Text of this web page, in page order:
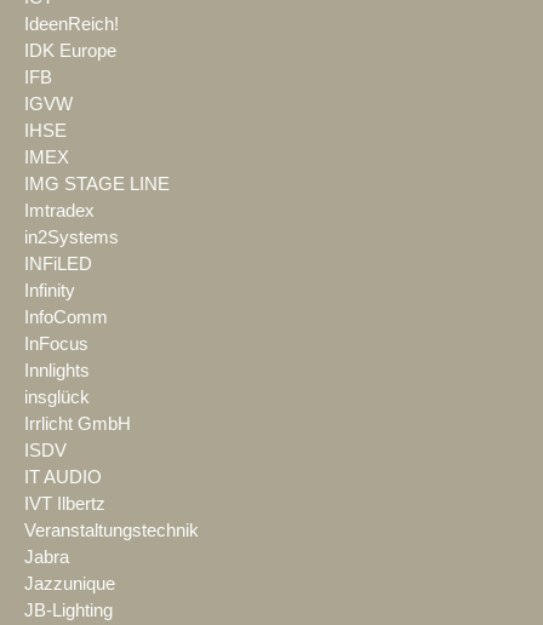
IdeenReich!
IDK Europe
IFB
IGVW
IHSE
IMEX
IMG STAGE LINE
Imtradex
in2Systems
INFiLED
Infinity
InfoComm
InFocus
Innlights
insglück
Irrlicht GmbH
ISDV
IT AUDIO
IVT Ilbertz
Veranstaltungstechnik
Jabra
Jazzunique
JB-Lighting